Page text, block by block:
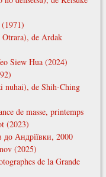
de Ardak
Siew Hua (2024)
de Shih-Ching
de masse, printemps
(2023)
Андріївки, 2000
(2025)
de la Grande